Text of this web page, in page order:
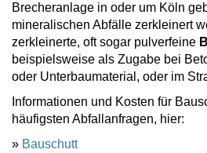
Brecheranlage in oder um Köln
mineralischen Abfälle zerkleinert
zerkleinerte, oft sogar pulverfeine
beispielsweise als Zugabe bei
oder Unterbaumaterial, oder im
Informationen und Kosten für
häufigsten Abfallanfragen, hier:
» Bauschutt